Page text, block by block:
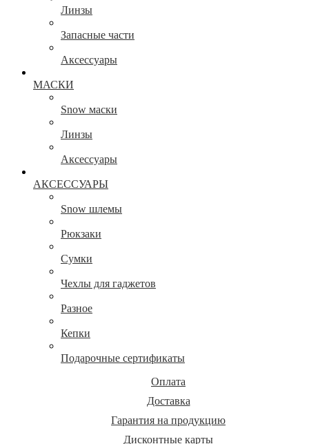
Линзы
Запасные части
Аксессуары
МАСКИ
Snow маски
Линзы
Аксессуары
АКСЕССУАРЫ
Snow шлемы
Рюкзаки
Сумки
Чехлы для гаджетов
Разное
Кепки
Подарочные сертификаты
Оплата
Доставка
Гарантия на продукцию
Дисконтные карты